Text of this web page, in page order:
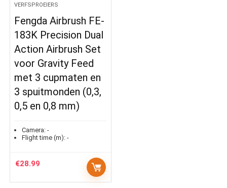
VERFSPROEIERS
Fengda Airbrush FE-
183K Precision Dual
Action Airbrush Set
voor Gravity Feed
met 3 cupmaten en
3 spuitmonden (0,3,
0,5 en 0,8 mm)
Camera: -
Flight time (m): -
€28.99